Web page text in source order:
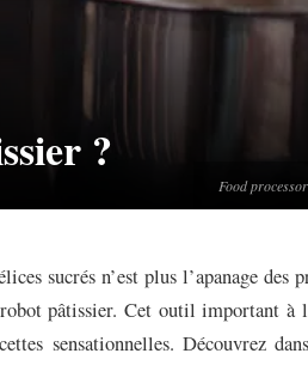
Food
?
sucrés n’est plus l’apanage des
pâtissier. Cet outil important à
sensationnelles. Découvrez